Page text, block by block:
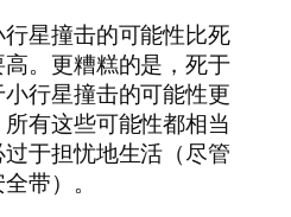
星撞击的可能性比死
。更糟糕的是，死于
行星撞击的可能性更
有这些可能性都相当
于担忧地生活（尽管
带）。